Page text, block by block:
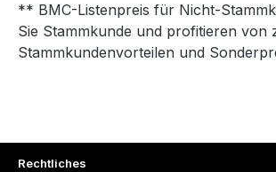
** BMC-Listenpreis für Nicht-
Sie Stammkunde und profitieren von
Stammkundenvorteilen und
Rechtliches